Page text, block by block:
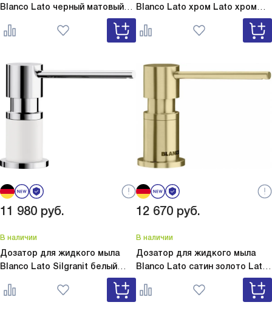
Blanco Lato черный матовый
Lato черный матовый 525789
Blanco Lato хром Lato хром
11 980 руб.
В наличии
Дозатор для жидкого мыла
Blanco Lato Silgranit белый
Lato Silgranit белый 525814
12 670 руб.
В наличии
Дозатор для жидкого мыла
Blanco Lato сатин золото Lato